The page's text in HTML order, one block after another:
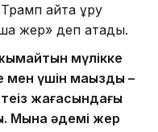
қайта құру
жер» деп атады.
мүлікке
үшін маңызды –
жағасындағы
Мына әдемі жер